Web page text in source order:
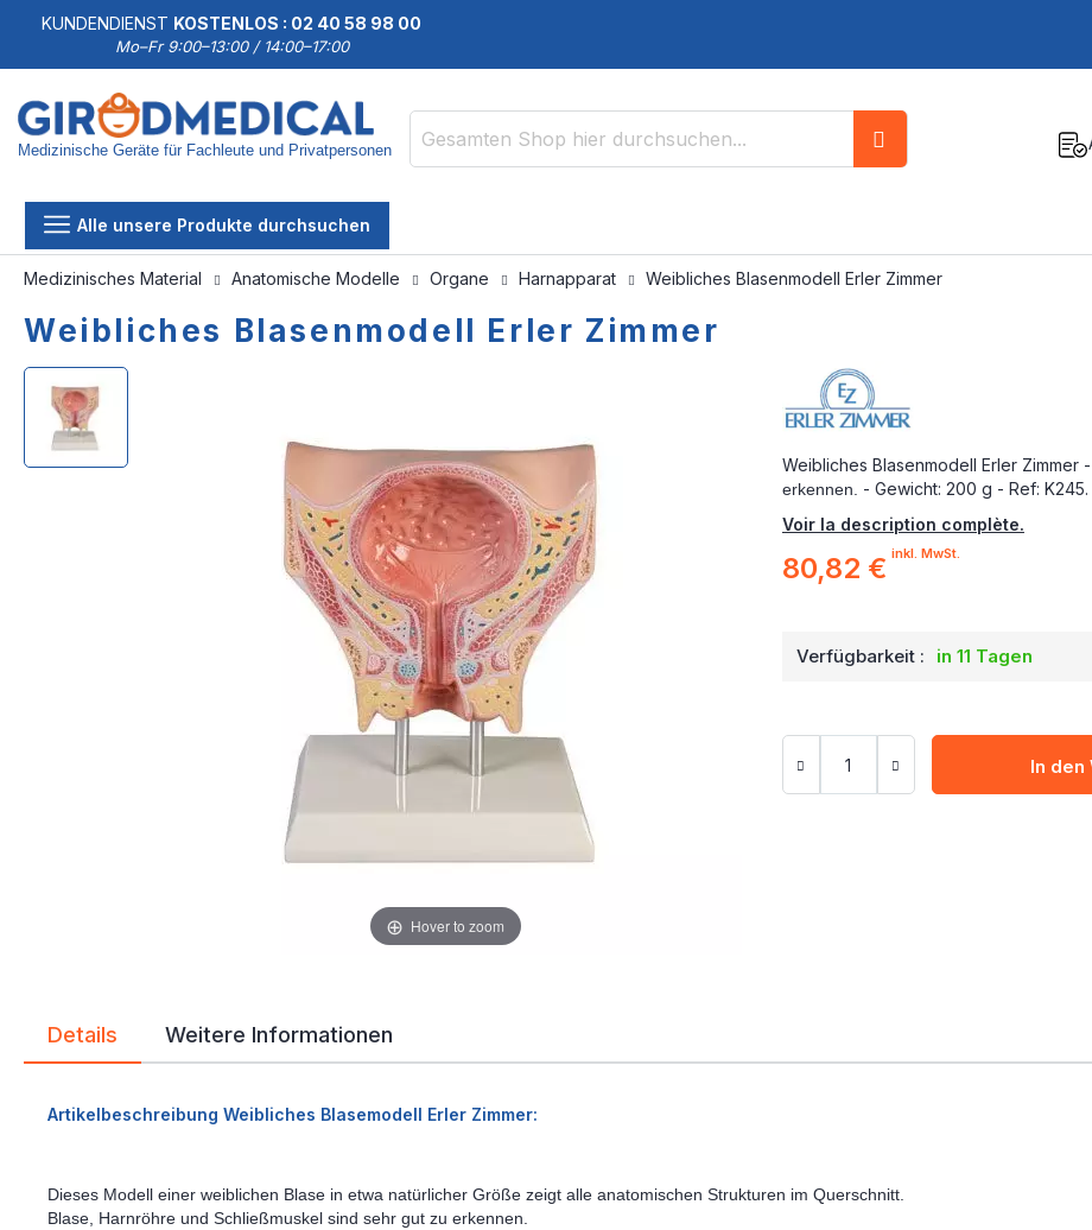
KUNDENDIENST KOSTENLOS : 02 40 58 98 00
Mo–Fr 9:00–13:00 / 14:00–17:00
Medizinische Geräte für Fachleute und Privatpersonen
Alle unsere Produkte durchsuchen
Medizinisches Material Anatomische Modelle Organe Harnapparat Weibliches Blasenmodell Erler Zimmer
Weibliches Blasenmodell Erler Zimmer
Weibliches Blasenmodell Erler Zimmer -
erkennen. - Gewicht: 200 g - Ref: K245.
Voir la description complète.
80,82 € inkl. MwSt.
Verfügbarkeit : in 11 Tagen
In den
Zum
Ende
Bildgalerie
springen
Zum
Anfang
Bildgalerie
springen
Hover to zoom
Details
Artikelbeschreibung Weibliches Blasemodell Erler Zimmer:
Dieses Modell einer weiblichen Blase in etwa natürlicher Größe zeigt alle anatomischen Strukturen im Querschnitt.
Blase, Harnröhre und Schließmuskel sind sehr gut zu erkennen.
Weitere Informationen